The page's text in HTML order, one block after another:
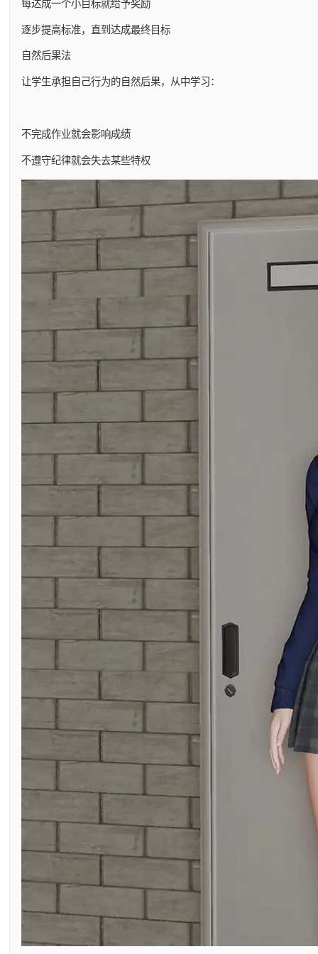
每达成一个小目标就给予奖励
逐步提高标准，直到达成最终目标
自然后果法
让学生承担自己行为的自然后果，从中学习：
不完成作业就会影响成绩
不遵守纪律就会失去某些特权